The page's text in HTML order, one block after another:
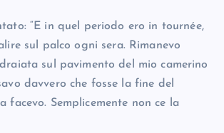
“E in quel periodo ero in tournée,
sul palco ogni sera. Rimanevo
sul pavimento del mio camerino
davvero che fosse la fine del
facevo. Semplicemente non ce la